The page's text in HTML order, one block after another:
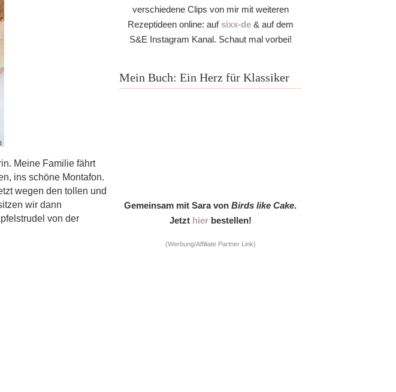
Meine Familie fährt
ins schöne Montafon.
wegen den tollen und
wir dann
von der
verschiedene Clips von mir mit weiteren
Rezeptideen online: auf sixx-de& auf dem
S&E Instagram Kanal. Schaut mal vorbei!
Mein Buch: Ein Herz für Klassiker
Gemeinsam mit Sara vonBirds like Cake.
Jetzt hierbestellen!
(Werbung/Affiliate Partner Link)